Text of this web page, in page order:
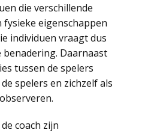
die verschillende
eigenschappen
individuen vraagt dus
Daarnaast
tussen de spelers
spelers en zichzelf als
coach zijn